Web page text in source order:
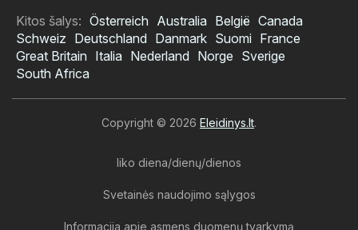
Kitos šalys: Österreich Australia België Canada
Schweiz Deutschland Danmark Suomi France
Great Britain Italia Nederland Norge Sverige
South Africa
Copyright © 2026 Eleidinys.lt.
liko diena/dienų/dienos
Svetainės naudojimo sąlygos
Informacija apie asmens duomenų tvarkymą